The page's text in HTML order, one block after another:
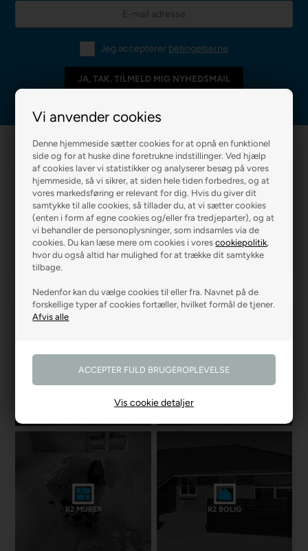
Vi anvender cookies
Denne hjemmeside sætter cookies for at opnå en funktionel
side og for at huske dine foretrukne indstillinger. Ved hjælp
af cookies laver vi statistikker og analyserer besøg på vores
hjemmeside, så vi sikrer, at siden hele tiden forbedres, og at
vores markedsføring er relevant for dig. Hvis du giver dit
samtykke til alle cookies, så tillader du, at vi sætter cookies
(enten i form af egne cookies og/eller fra tredjeparter), og at
vi behandler de personoplysninger, som indsamles via de
cookies. Du kan læse mere om cookies i vorescookiepolitik,
hvor du også altid har mulighed for at trække dit samtykke
tilbage.
Nedenfor kan du vælge cookies til eller fra. Navnet på de
forskellige typer af cookies fortæller, hvilket formål de tjener.
Vis cookie detaljer
Jeg accepterer betingelserne
R2 MALERFIRMA R2 FARVEHANDEL
R2 GARDINER R2 GULVE
R2 MURER R2 BOLIG